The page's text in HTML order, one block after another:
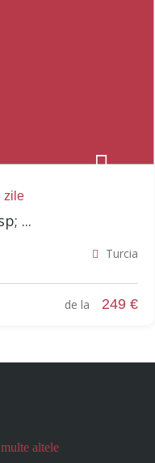
zile
...
Turcia
de la 249 €
altele